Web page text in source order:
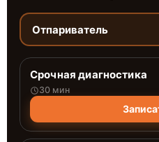
Отпариватель
Срочная диагностика
30 мин